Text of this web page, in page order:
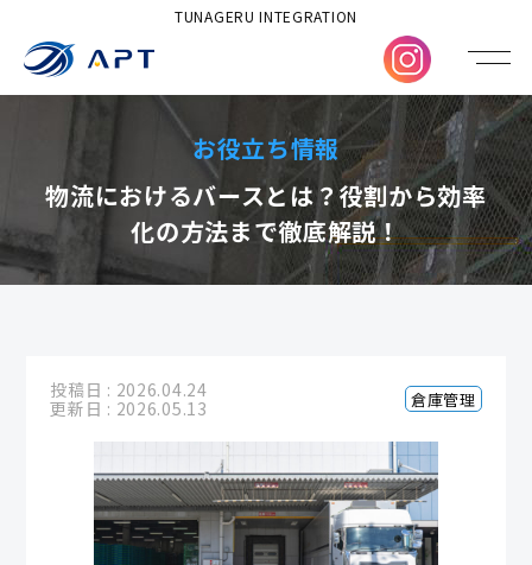
TUNAGERU INTEGRATION
お役立ち情報
物流におけるバースとは？役割から効率
化の方法まで徹底解説！
投稿日 : 2026.04.24
更新日 : 2026.05.13
倉庫管理